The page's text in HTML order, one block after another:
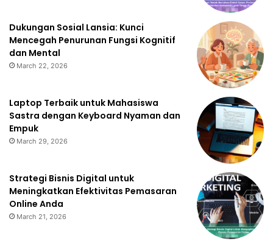
Dukungan Sosial Lansia: Kunci
Mencegah Penurunan Fungsi Kognitif
dan Mental
March 22, 2026
Laptop Terbaik untuk Mahasiswa
Sastra dengan Keyboard Nyaman dan
Empuk
March 29, 2026
Strategi Bisnis Digital untuk
Meningkatkan Efektivitas Pemasaran
Online Anda
March 21, 2026